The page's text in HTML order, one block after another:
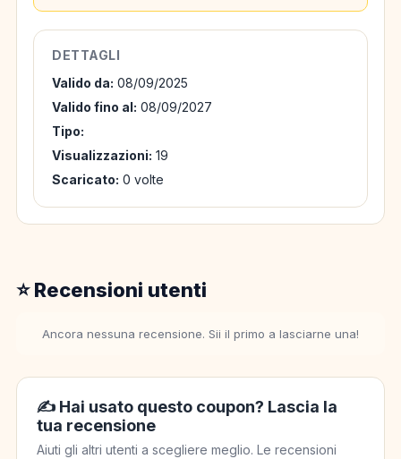
DETTAGLI
Valido da: 08/09/2025
Valido fino al: 08/09/2027
Tipo:
Visualizzazioni: 19
Scaricato: 0 volte
⭐ Recensioni utenti
Ancora nessuna recensione. Sii il primo a lasciarne una!
✍️ Hai usato questo coupon? Lascia la
tua recensione
Aiuti gli altri utenti a scegliere meglio. Le recensioni